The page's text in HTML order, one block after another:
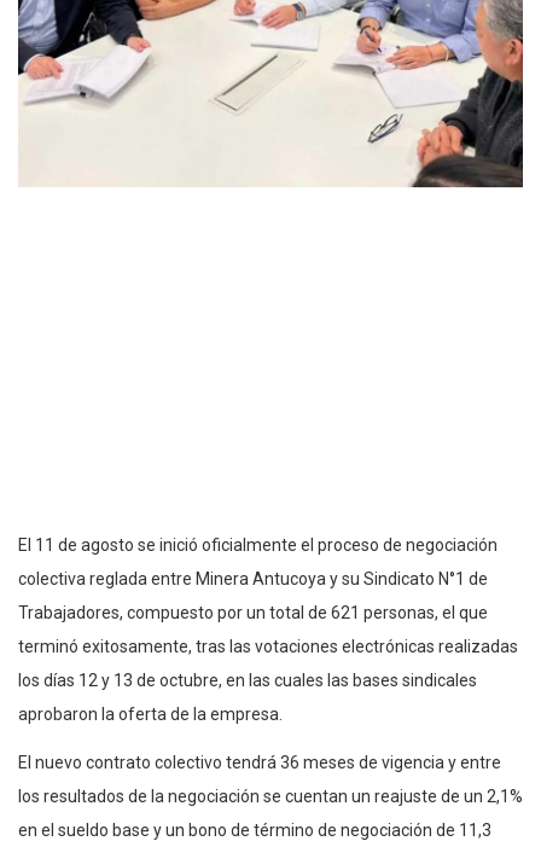
El 11 de agosto se inició oficialmente el proceso de negociación
colectiva reglada entre Minera Antucoya y su Sindicato N°1 de
Trabajadores, compuesto por un total de 621 personas, el que
terminó exitosamente, tras las votaciones electrónicas realizadas
los días 12 y 13 de octubre, en las cuales las bases sindicales
aprobaron la oferta de la empresa.
El nuevo contrato colectivo tendrá 36 meses de vigencia y entre
los resultados de la negociación se cuentan un reajuste de un 2,1%
en el sueldo base y un bono de término de negociación de 11,3